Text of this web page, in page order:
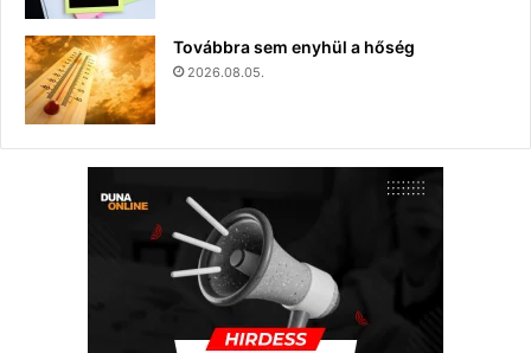
Továbbra sem enyhül a hőség
2026.08.05.